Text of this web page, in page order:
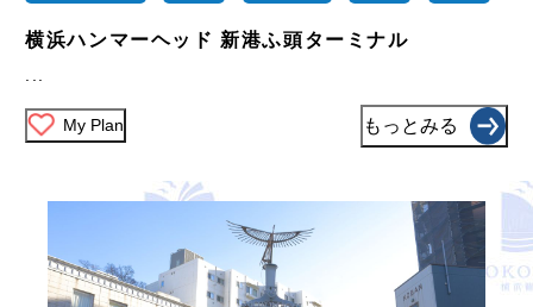
横浜ハンマーヘッド 新港ふ頭ターミナル
...
My Plan もっとみる